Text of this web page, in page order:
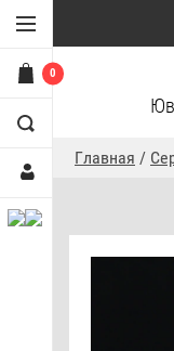
0
Главная /